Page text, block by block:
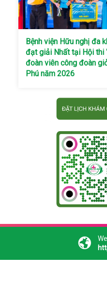
Bệnh viện Hữu nghị đa
đạt giải Nhất tại Hội thi
đoàn viên công đoàn
Phú năm 2026